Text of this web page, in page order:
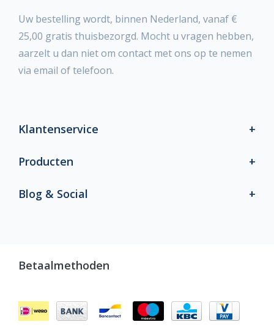
Uw bestelling wordt, binnen Nederland, vanaf €
25,00 gratis thuisbezorgd. Mocht u vragen hebben,
aarzelt u dan niet om contact met ons op te nemen
via email of telefoon.
Klantenservice
Producten
Blog & Social
Betaalmethoden